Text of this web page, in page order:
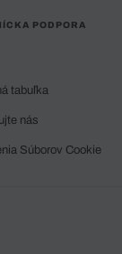
PODPORA
tabuľka
nás
Súborov Cookie